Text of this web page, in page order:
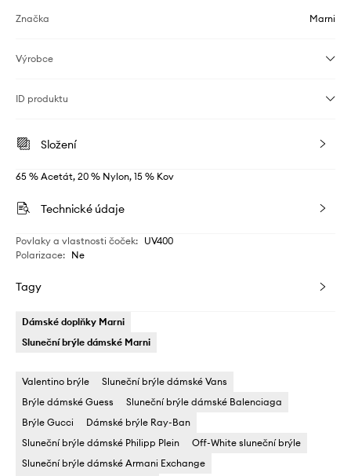
Značka Marni
Výrobce
ID produktu
Složení
65 % Acetát, 20 % Nylon, 15 % Kov
Technické údaje
Povlaky a vlastnosti čoček: UV400
Polarizace: Ne
Tagy
Dámské doplňky Marni
Sluneční brýle dámské Marni
Valentino brýle
Sluneční brýle dámské Vans
Brýle dámské Guess
Sluneční brýle dámské Balenciaga
Brýle Gucci
Dámské brýle Ray-Ban
Sluneční brýle dámské Philipp Plein
Off-White sluneční brýle
Sluneční brýle dámské Armani Exchange